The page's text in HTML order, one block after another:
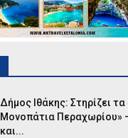
Δήμος Ιθάκης: Στηρίζει τα
Μονοπάτια Περαχωρίου»
και...